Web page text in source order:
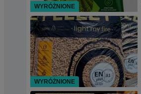
WYRÓŻNIONE
WYRÓŻNIONE